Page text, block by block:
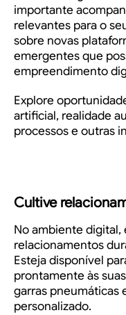
importante
relevantes para o
sobre novas
emergentes que
empreendimento
Explore
artificial, realidade
processos e outras
Cultive
No ambiente digital,
relacionamentos
Esteja disponível
prontamente às
garras pneumáticas
personalizado.